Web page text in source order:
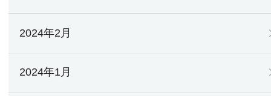
2024年2月
2024年1月